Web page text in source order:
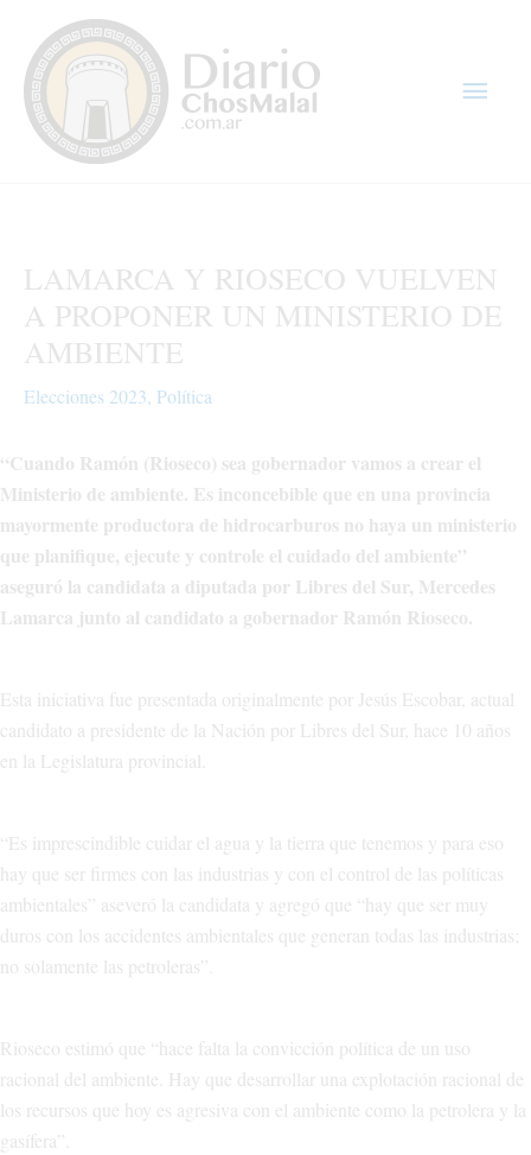
contenido
LAMARCA Y RIOSECO VUELVEN
A PROPONER UN MINISTERIO DE
AMBIENTE
Elecciones 2023, Política
“Cuando Ramón (Rioseco) sea gobernador vamos a crear el
Ministerio de ambiente. Es inconcebible que en una provincia
mayormente productora de hidrocarburos no haya un ministerio
que planifique, ejecute y controle el cuidado del ambiente”
aseguró la candidata a diputada por Libres del Sur, Mercedes
Lamarca junto al candidato a gobernador Ramón Rioseco.
Esta iniciativa fue presentada originalmente por Jesús Escobar, actual
candidato a presidente de la Nación por Libres del Sur, hace 10 años
en la Legislatura provincial.
“Es imprescindible cuidar el agua y la tierra que tenemos y para eso
hay que ser firmes con las industrias y con el control de las políticas
ambientales” aseveró la candidata y agregó que “hay que ser muy
duros con los accidentes ambientales que generan todas las industrias;
no solamente las petroleras”.
Rioseco estimó que “hace falta la convicción política de un uso
racional del ambiente. Hay que desarrollar una explotación racional de
los recursos que hoy es agresiva con el ambiente como la petrolera y la
gasífera”.